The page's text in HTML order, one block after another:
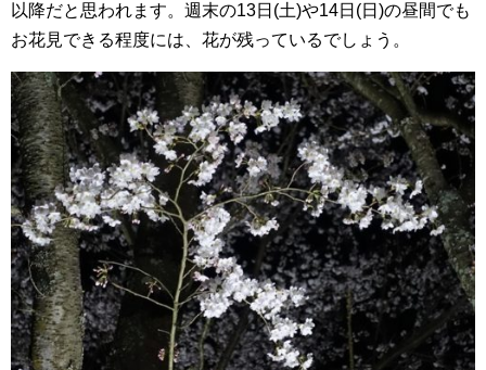
以降だと思われます。週末の13日(土)や14日(日)の昼間でも
お花見できる程度には、花が残っているでしょう。